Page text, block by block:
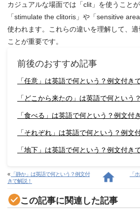
カジュアルな場面では「clit」を使うこと
「stimulate the clitoris」や「sensitive
使われます。これらの違いを理解して、
ことが重要です。
前後のおすすめ記事
「任意」は英語で何という？例文付き
「どこから来たの」は英語で何という
「食べる」は英語で何という？例文付
「それぞれ」は英語で何という？例文
「地下」は英語で何という？例文付き
« 「静か」は英語で何という？例文付
きで解説！
「
この記事に関連した記事